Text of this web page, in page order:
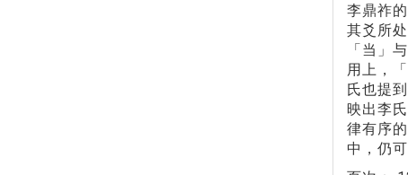
李鼎祚
其爻所
「当」
用上，
氏也提
映出李
律有序
中，仍